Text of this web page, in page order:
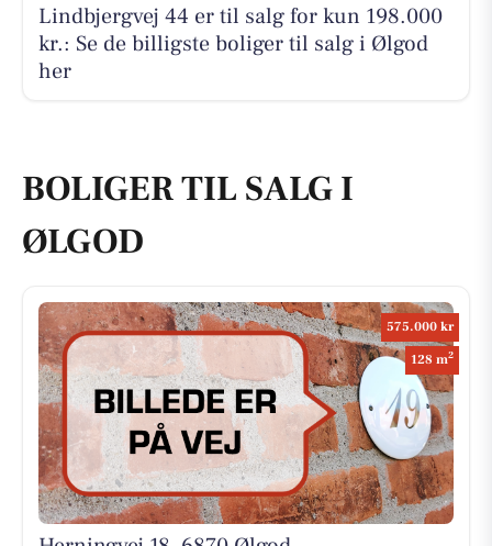
Lindbjergvej 44 er til salg for kun 198.000
kr.: Se de billigste boliger til salg i Ølgod
her
BOLIGER TIL SALG I
ØLGOD
575.000 kr
128 m2